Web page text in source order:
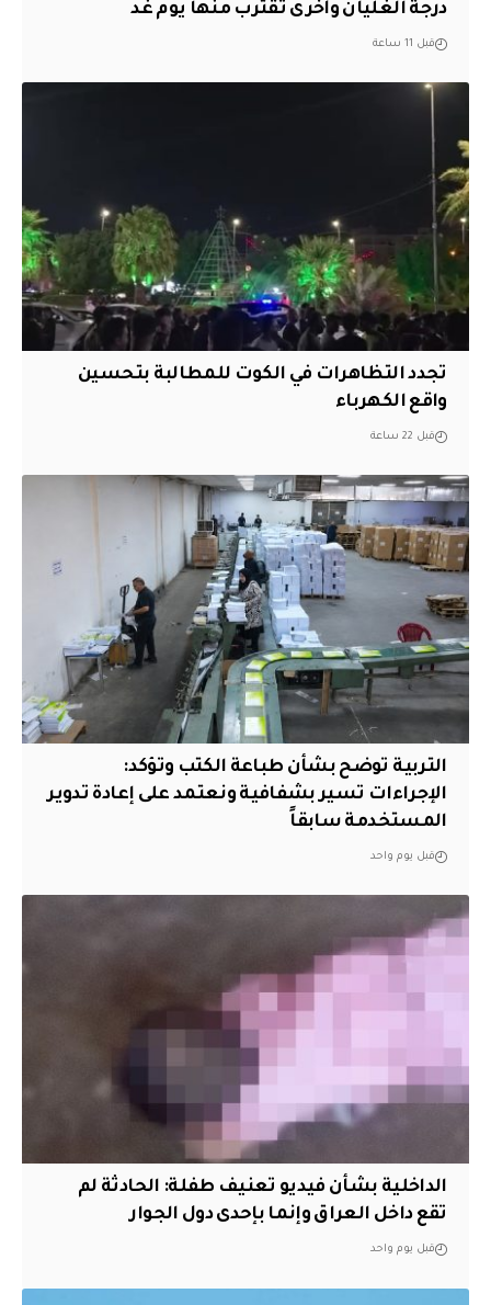
درجة الغليان وأخرى تقترب منها يوم غد
قبل 11 ساعة
تجدد التظاهرات في الكوت للمطالبة بتحسين
واقع الكهرباء
قبل 22 ساعة
التربية توضح بشأن طباعة الكتب وتؤكد:
الإجراءات تسير بشفافية ونعتمد على إعادة تدوير
المستخدمة سابقاً
قبل يوم واحد
الداخلية بشأن فيديو تعنيف طفلة: الحادثة لم
تقع داخل العراق وإنما بإحدى دول الجوار
قبل يوم واحد